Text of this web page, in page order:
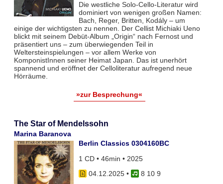
Die westliche Solo-Cello-Literatur wird
dominiert von wenigen großen Namen:
Bach, Reger, Britten, Kodály – um
einige der wichtigsten zu nennen. Der Cellist Michiaki Ueno
blickt mit seinem Debüt-Album „Origin“ nach Fernost und
präsentiert uns – zum überwiegenden Teil in
Weltersteinspielungen – vor allem Werke von
KomponistInnen seiner Heimat Japan. Das ist unerhört
spannend und eröffnet der Celloliteratur aufregend neue
Hörräume.
»zur Besprechung«
The Star of Mendelssohn
Marina Baranova
Berlin Classics 0304160BC
1 CD • 46min • 2025
04.12.2025•
8 10 9